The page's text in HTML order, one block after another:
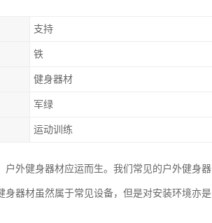
支持
铁
健身器材
军绿
运动训练
外健身器材应运而生。我们常见的户外健身器
器材虽然属于常见设备，但是对安装环境亦是